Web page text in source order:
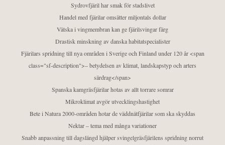
Sydrovfjäril har smak för stadslivet
Handel med fjärilar omsätter miljontals dollar
Vätska i vingmembran kan ge fjärilsvingar färg
Drastisk minskning av danska habitatspecialister
Fjärilars spridning till nya områden i Sverige och Finland under 120 år <span
class="sf-description">– betydelsen av klimat, landskapstyp och arters
särdrag</span>
Spanska kamgräsfjärilar hotas av allt torrare somrar
Mikroklimat avgör utvecklingshastighet
Bete i Natura 2000-områden hotar de väddnätfjärilar som ska skyddas
Nektar – tema med många variationer
Snabb anpassning till dagslängd hjälper svingelgräsfjärilens spridning norrut